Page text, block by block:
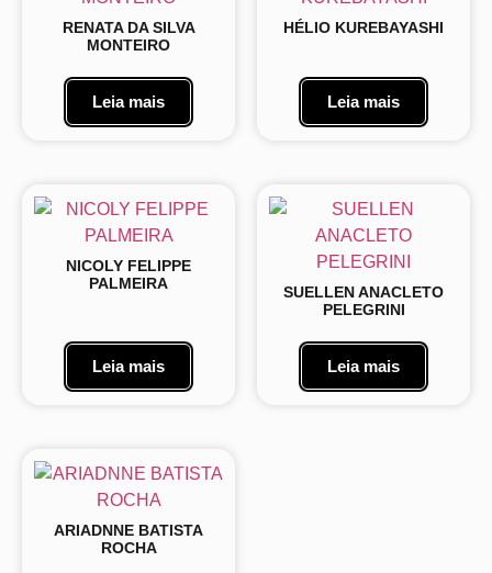
RENATA DA SILVA
MONTEIRO
Leia mais
HÉLIO KUREBAYASHI
Leia mais
NICOLY FELIPPE
PALMEIRA
Leia mais
SUELLEN ANACLETO
PELEGRINI
Leia mais
ARIADNNE BATISTA
ROCHA